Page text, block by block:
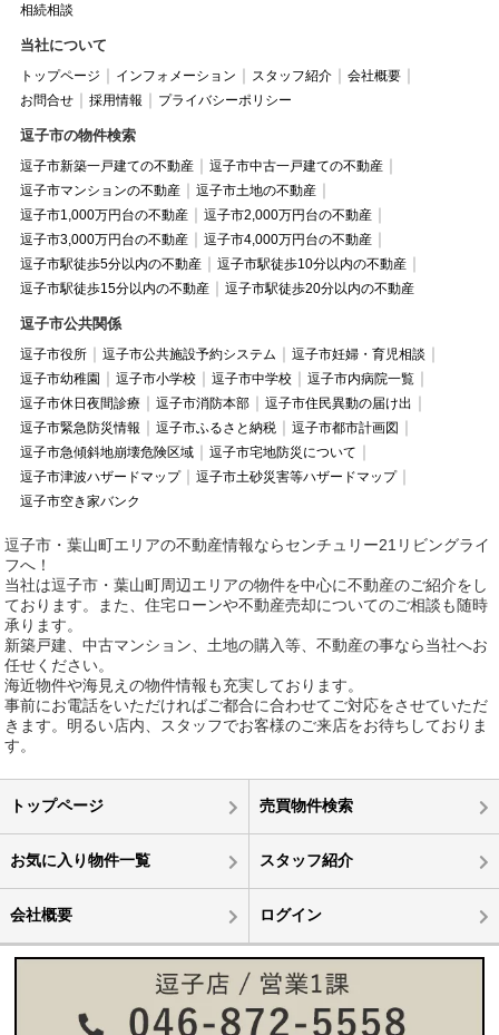
相続相談
当社について
トップページ インフォメーション スタッフ紹介
会社概要
お問合せ
採用情報 プライバシーポリシー
逗子市の物件検索
逗子市新築一戸建ての不動産
逗子市中古一戸建ての不動産
逗子市マンションの不動産
逗子市土地の不動産
逗子市1,000万円台の不動産
逗子市2,000万円台の不動産
逗子市3,000万円台の不動産
逗子市4,000万円台の不動産
逗子市駅徒歩5分以内の不動産
逗子市駅徒歩10分以内の不動産
逗子市駅徒歩15分以内の不動産
逗子市駅徒歩20分以内の不動産
逗子市公共関係
逗子市役所 逗子市公共施設予約システム
逗子市妊婦・育児相談
逗子市幼稚園
逗子市小学校 逗子市中学校
逗子市内病院一覧
逗子市休日夜間診療
逗子市消防本部
逗子市住民異動の届け出
逗子市緊急防災情報
逗子市ふるさと納税
逗子市都市計画図
逗子市急傾斜地崩壊危険区域
逗子市宅地防災について
逗子市津波ハザードマップ
逗子市土砂災害等ハザードマップ
逗子市空き家バンク
逗子市・葉山町エリアの不動産情報ならセンチュリー21リビングライ
フへ！
当社は逗子市・葉山町周辺エリアの物件を中心に不動産のご紹介をし
ております。また、住宅ローンや不動産売却についてのご相談も随時
承ります。
新築戸建、中古マンション、土地の購入等、不動産の事なら当社へお
任せください。
海近物件や海見えの物件情報も充実しております。
事前にお電話をいただければご都合に合わせてご対応をさせていただ
きます。明るい店内、スタッフでお客様のご来店をお待ちしておりま
す。
トップページ 売買物件検索
お気に入り物件一覧 スタッフ紹介
会社概要 ログイン